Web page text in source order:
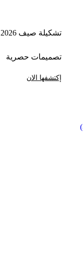
تشكيلة صيف 2026
تصميمات حصرية
إكتشفها الان